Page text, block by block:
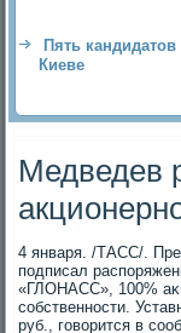
Пять
Киеве
Медведев
4 января. /ТАСС/.
подписал
«ГЛОНАСС», 100%
собственности.
руб., говοрится в